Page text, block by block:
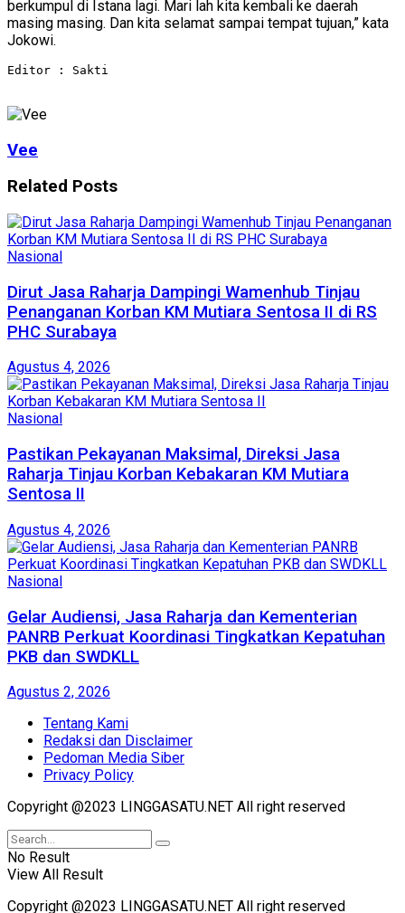
berkumpul di Istana lagi. Mari lah kita kembali ke daerah
masing masing. Dan kita selamat sampai tempat tujuan,” kata
Jokowi.
Editor : Sakti
Vee
Related Posts
Nasional
Dirut Jasa Raharja Dampingi Wamenhub Tinjau
Penanganan Korban KM Mutiara Sentosa II di RS
PHC Surabaya
Agustus 4, 2026
Nasional
Pastikan Pekayanan Maksimal, Direksi Jasa
Raharja Tinjau Korban Kebakaran KM Mutiara
Sentosa II
Agustus 4, 2026
Nasional
Gelar Audiensi, Jasa Raharja dan Kementerian
PANRB Perkuat Koordinasi Tingkatkan Kepatuhan
PKB dan SWDKLL
Agustus 2, 2026
Tentang Kami
Redaksi dan Disclaimer
Pedoman Media Siber
Privacy Policy
Copyright @2023 LINGGASATU.NET All right reserved
No Result
View All Result
Copyright @2023 LINGGASATU.NET All right reserved